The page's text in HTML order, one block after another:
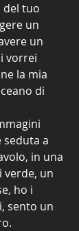
del tuo
un
un
vorrei
la mia
di
seduta a
in una
verde, un
ho i
sento un